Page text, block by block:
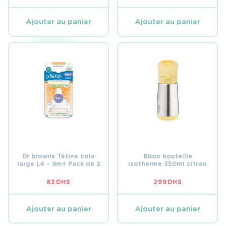
Ajouter au panier Ajouter au panier
Dr browns Tétine cole
large L4 – 9m+ Pack de 2
83 DHS
Ajouter au panier
Bbox bouteille
isotherme 350ml citron
299 DHS
Ajouter au panier